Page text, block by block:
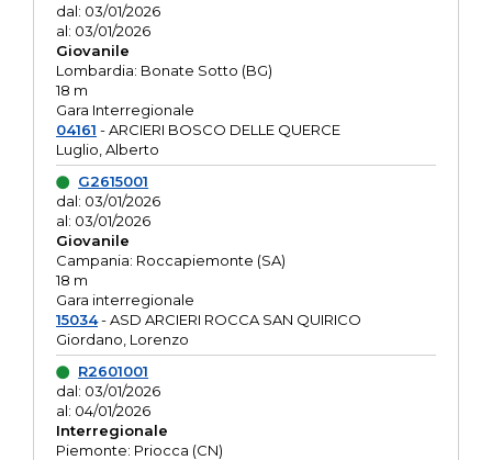
dal: 03/01/2026
al: 03/01/2026
Giovanile
Lombardia: Bonate Sotto (BG)
18 m
Gara Interregionale
04161 - ARCIERI BOSCO DELLE QUERCE
Luglio, Alberto
G2615001
dal: 03/01/2026
al: 03/01/2026
Giovanile
Campania: Roccapiemonte (SA)
18 m
Gara interregionale
15034- ASD ARCIERI ROCCA SAN QUIRICO
Giordano, Lorenzo
R2601001
dal: 03/01/2026
al: 04/01/2026
Interregionale
Piemonte: Priocca (CN)